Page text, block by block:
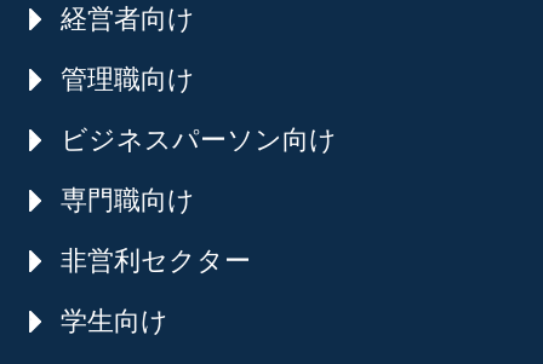
経営者向け
管理職向け
ビジネスパーソン向け
専門職向け
非営利セクター
学生向け